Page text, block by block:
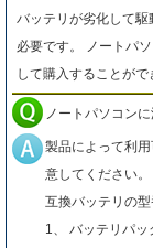
バッテリが劣化して
必要です。 ノートパ
して購入することがで
ノートパソコン
製品によって利
意してください。
互換バッテリの型
1、 バッテリパッ